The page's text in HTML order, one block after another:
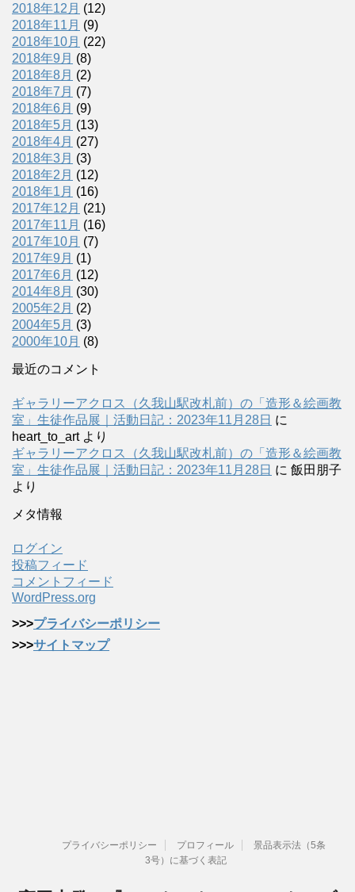
2018年12月 (12)
2018年11月 (9)
2018年10月 (22)
2018年9月 (8)
2018年8月 (2)
2018年7月 (7)
2018年6月 (9)
2018年5月 (13)
2018年4月 (27)
2018年3月 (3)
2018年2月 (12)
2018年1月 (16)
2017年12月 (21)
2017年11月 (16)
2017年10月 (7)
2017年9月 (1)
2017年6月 (12)
2014年8月 (30)
2005年2月 (2)
2004年5月 (3)
2000年10月 (8)
最近のコメント
ギャラリーアクロス（久我山駅改札前）の「造形＆絵画教
室」生徒作品展｜活動日記：2023年11月28日 に
heart_to_artより
ギャラリーアクロス（久我山駅改札前）の「造形＆絵画教
室」生徒作品展｜活動日記：2023年11月28日 に 飯田朋子
より
メタ情報
ログイン
投稿フィード
コメントフィード
WordPress.org
>>>プライバシーポリシー
>>>サイトマップ
プライバシーポリシー プロフィール
景品表示法（5条
3号）に基づく表記